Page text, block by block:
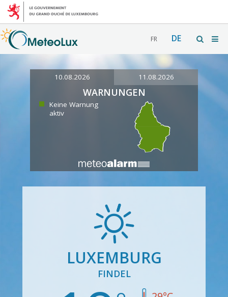
FR DE
10.08.2026 11.08.2026
WARNUNGEN
Keine Warnung
aktiv
LUXEMBURG
FINDEL